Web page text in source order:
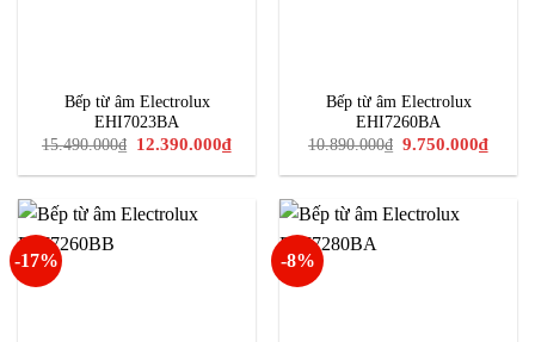
Bếp từ âm Electrolux
EHI7023BA
15.490.000₫
Giá
là:
12.390.000₫Giá
hiện
tại
12.390.000₫.
Bếp từ âm Electrolux
EHI7260BA
10.890.000₫ Giá
là:
9.750.000₫Giá
hiện
tại
-17% -8%